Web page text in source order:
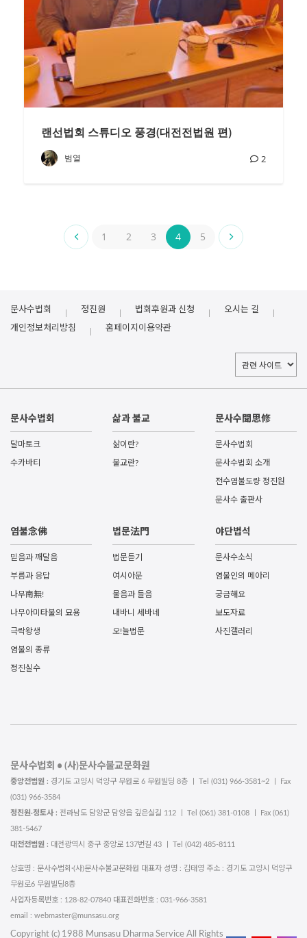
랜선법회 스튜디오 풍경(대전전법원 편)
범열 2
1 2 3 4 5
문사수법회 정진원 법회후원과 신청 오시는 길
개인정보처리방침 홈페이지이용약관
문사수법회
달마토크
수카바티
삶과 불교
삶이란?
불교란?
문사수聞思修
문사수법회
문사수법회 소개
전수염불도량 정진원
문사수 출판사
염불念佛
믿음과 깨달음
부름과 응답
나무南無!
나무아미타불의 묘용
극락왕생
염불의 종류
정진실수
법문法門
법문듣기
여시아문
물음과 들음
내바니 세바네
오!늘법문
야단법석
문사수소식
염불인의 메아리
궁금해요
보도자료
사진갤러리
문사수법회 • (사)문사수불교문화원
중앙전법원 : 경기도 고양시 덕양구 무원로 6 무원빌딩 8층 ㅣ Tel (031) 966-3581~2 ㅣ Fax
(031) 966-3584
정진원·정토사 : 전라남도 담양군 담양읍 깊은실길 112 ㅣ Tel (061) 381-0108 ㅣ Fax (061)
381-5467
대전전법원 : 대전광역시 중구 중앙로 137번길 43 ㅣ Tel (042) 485-8111
상호명 : 문사수법회·(사)문사수불교문화원 대표자 성명 : 김태영 주소 : 경기도 고양시 덕양구
무원로6 무원빌딩8층
사업자등록번호 : 128-82-07840 대표전화번호 : 031-966-3581
email : webmaster@munsasu.org
Copyright (c) 1988 Munsasu Dharma Service All Rights